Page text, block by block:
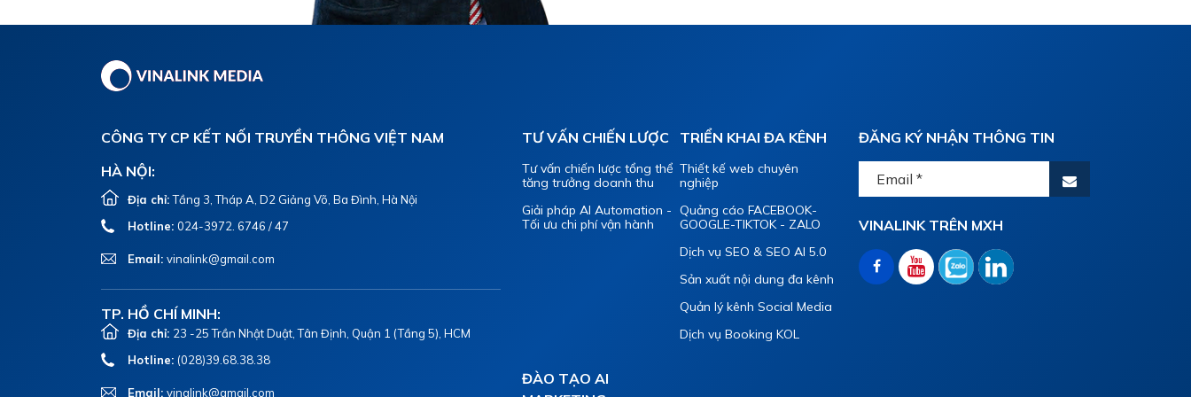
CÔNG TY CP KẾT NỐI TRUYỀN THÔNG VIỆT NAM
HÀ NỘI:
Địa chỉ:Tầng 3, Tháp A, D2 Giảng Võ, Ba Đình, Hà Nội
Hotline: 024-3972. 6746 / 47
Email: vinalink@gmail.com
TP. HỒ CHÍ MINH:
Địa chỉ: 23 -25 Trần Nhật Duật, Tân Định, Quận 1 (Tầng 5), HCM
Hotline: (028)39.68.38.38
Email: vinalink@gmail.com
TƯ VẤN CHIẾN LƯỢC
Tư vấn chiến lược tổng thể
tăng trưởng doanh thu
Giải pháp AI Automation -
Tối ưu chi phí vận hành
TRIỂN KHAI ĐA KÊNH
Thiết kế web chuyên
nghiệp
Quảng cáo FACEBOOK-
GOOGLE-TIKTOK - ZALO
Dịch vụ SEO & SEO AI 5.0
Sản xuất nội dung đa kênh
Quản lý kênh Social Media
Dịch vụ Booking KOL
ĐÀO TẠO AI
ĐĂNG KÝ NHẬN THÔNG TIN
VINALINK TRÊN MXH